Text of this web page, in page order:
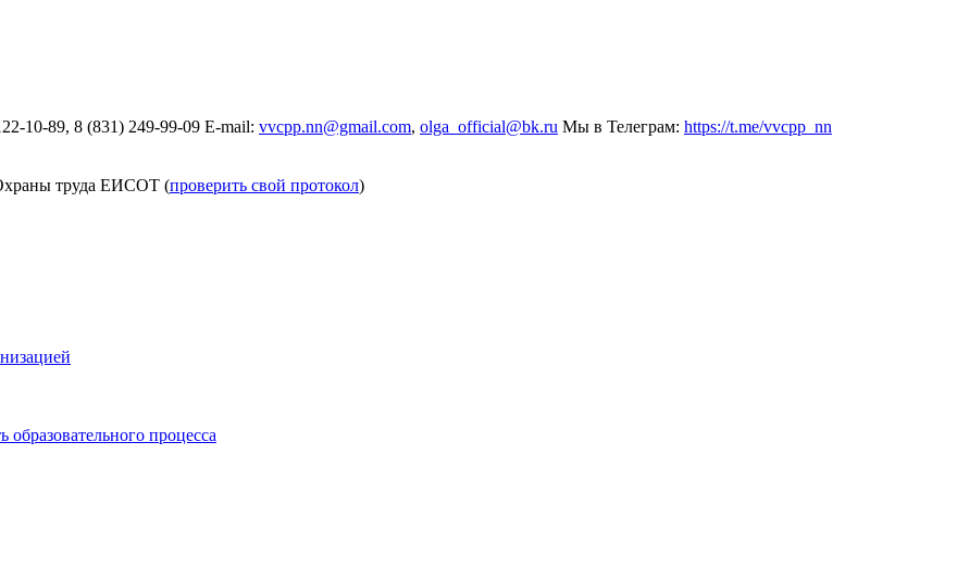
10-89, 8 (831) 249-99-09 E-mail: vvcpp.nn@gmail.com, olga_official@bk.ru Мы в Телеграм: https://t.me/vvcpp_nn
труда ЕИСОТ (проверить свой протокол)
процесса